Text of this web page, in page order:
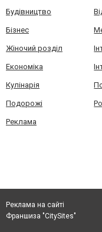
Будівництво
Бізнес
Жіночий розділ
Економіка
Кулінарія
Подорожі
Реклама
Реклама на сайті
Франшиза "CitySites"